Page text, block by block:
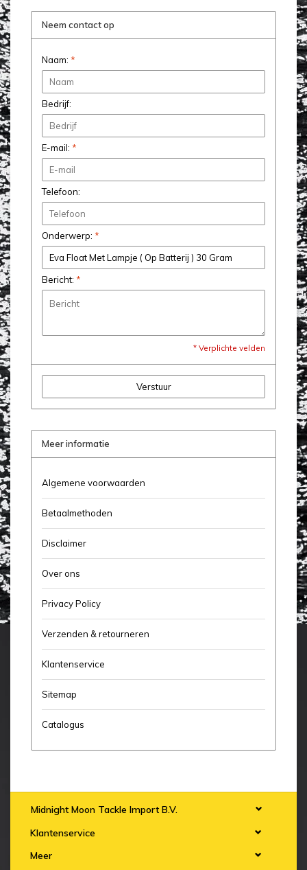
Neem contact op
Naam: *
Bedrijf:
E-mail: *
Telefoon:
Onderwerp: *
Bericht: *
* Verplichte velden
Verstuur
Meer informatie
Algemene voorwaarden
Betaalmethoden
Disclaimer
Over ons
Privacy Policy
Verzenden & retourneren
Klantenservice
Sitemap
Catalogus
Midnight Moon Tackle Import B.V.
Klantenservice
Meer